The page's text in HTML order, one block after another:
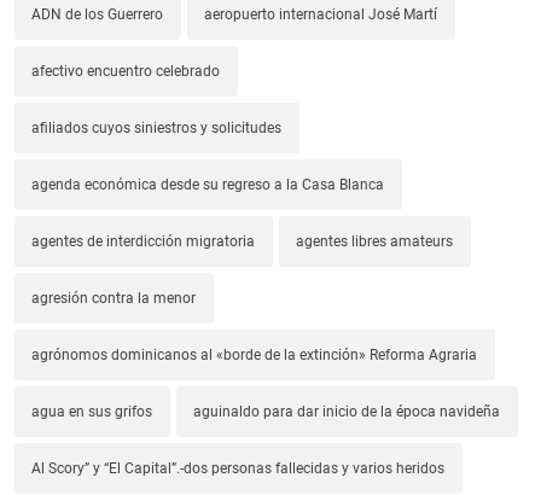
ADN de los Guerrero aeropuerto internacional José Martí
afectivo encuentro celebrado
afiliados cuyos siniestros y solicitudes
agenda económica desde su regreso a la Casa Blanca
agentes de interdicción migratoria agentes libres amateurs
agresión contra la menor
agrónomos dominicanos al «borde de la extinción» Reforma Agraria
agua en sus grifos aguinaldo para dar inicio de la época navideña
Al Scory” y “El Capital”.-dos personas fallecidas y varios heridos